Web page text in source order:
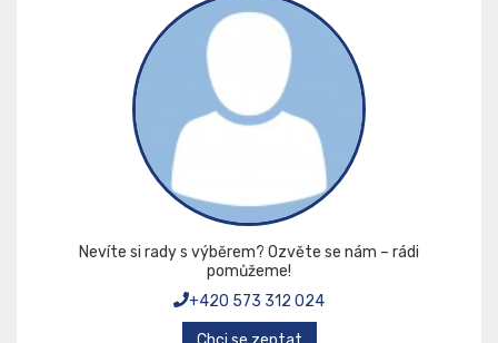
Nevíte si rady s výběrem? Ozvěte se nám – rádi
pomůžeme!
+420 573 312 024